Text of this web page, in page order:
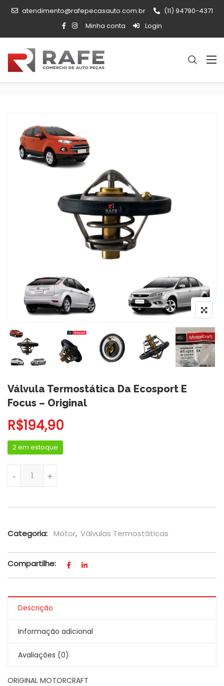
atendimento@rafepecasauto.com.br
(11) 94790-4371
Minha conta
Login
Válvula Termostática Da Ecosport E
Focus – Original
R$194,90
2 em estoque
+
-
Categoria: Motor, Válvulas Termostáticas
Compartilhe:
Descrição
Informação adicional
Avaliações (0)
ORIGINAL MOTORCRAFT